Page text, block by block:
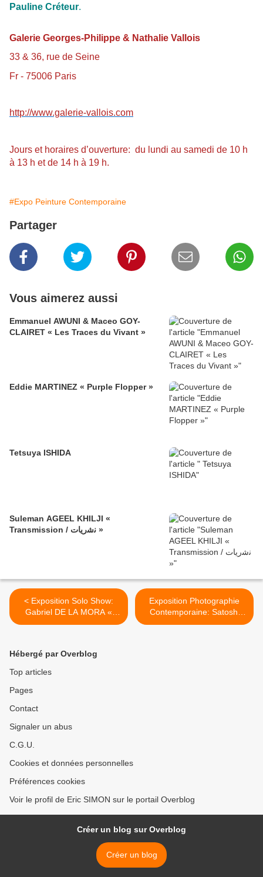
Pauline Créteur.
Galerie Georges-Philippe & Nathalie Vallois
33 & 36, rue de Seine
Fr - 75006 Paris
http://www.galerie-vallois.com
Jours et horaires d’ouverture: du lundi au samedi de 10 h
à 13 h et de 14 h à 19 h.
#Expo Peinture Contemporaine
Partager
Vous aimerez aussi
Emmanuel AWUNI & Maceo GOY-
CLAIRET « Les Traces du Vivant »
Eddie MARTINEZ « Purple Flopper »
Tetsuya ISHIDA
Suleman AGEEL KHILJI «
Transmission / ﻧﺷرﯾﺎت »
< Exposition Solo Show:
Gabriel DE LA MORA «
ÉCHO »
Exposition Photographie
Contemporaine: Satoshi
SAÏKUSA "Utakata" >
Hébergé par Overblog
Top articles
Pages
Contact
Signaler un abus
C.G.U.
Cookies et données personnelles
Préférences cookies
Voir le profil de Eric SIMON sur le portail Overblog
Créer un blog sur Overblog
Créer un blog